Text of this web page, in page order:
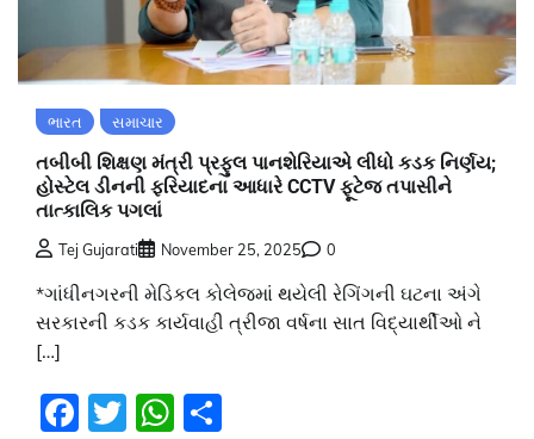
ભારત સમાચાર
તબીબી શિક્ષણ મંત્રી પ્રફુલ પાનશેરિયાએ લીધો કડક નિર્ણય;
હોસ્ટેલ ડીનની ફરિયાદના આધારે CCTV ફૂટેજ તપાસીને
તાત્કાલિક પગલાં
Tej Gujarati November 25, 2025 0
*ગાંધીનગરની મેડિકલ કોલેજમાં થયેલી રેગિંગની ઘટના અંગે
સરકારની કડક કાર્યવાહી ત્રીજા વર્ષના સાત વિદ્યાર્થીઓ ને
[…]
Facebook
TwitterWhatsApp